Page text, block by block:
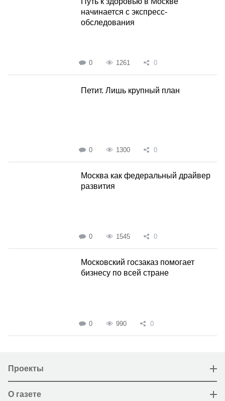
начинается с экспресс-
обследования
0 1261 0
Петит. Лишь крупный план
0 1300 0
Москва как федеральный драйвер
развития
0 1545 0
Московский госзаказ помогает
бизнесу по всей стране
0 990 0
Проекты
О газете